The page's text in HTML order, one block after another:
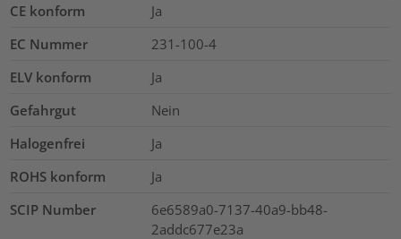
CE konform
Ja
EC Nummer
231-100-4
ELV konform
Ja
Gefahrgut
Nein
Halogenfrei
Ja
ROHS konform
Ja
SCIP Number
6e6589a0-7137-40a9-bb48-
2addc677e23a